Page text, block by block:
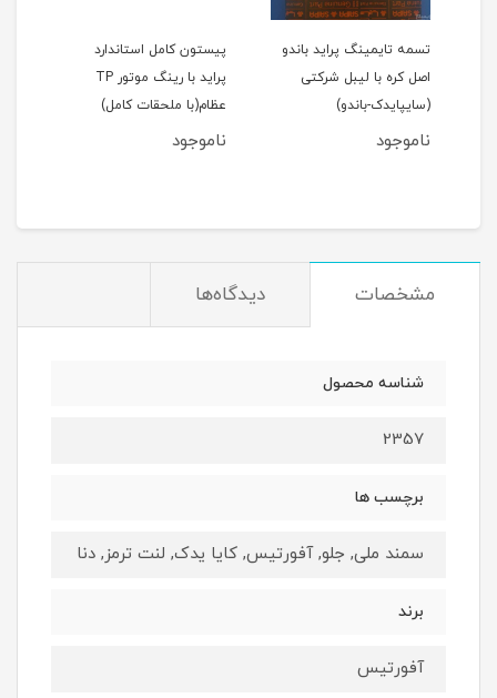
تسمه تایمینگ پراید باندو
اصل کره با لیبل شرکتی
(سایپایدک-باندو)
ناموجود
پیستون کامل استاندارد
پراید با رینگ موتور TP
عظام(با ملحقات کامل)
ناموجود
مشخصات دیدگاه‌ها
شناسه محصول
2357
برچسب ها
سمند ملی, جلو, آفورتیس, کایا یدک, لنت ترمز, دنا
برند
آفورتیس